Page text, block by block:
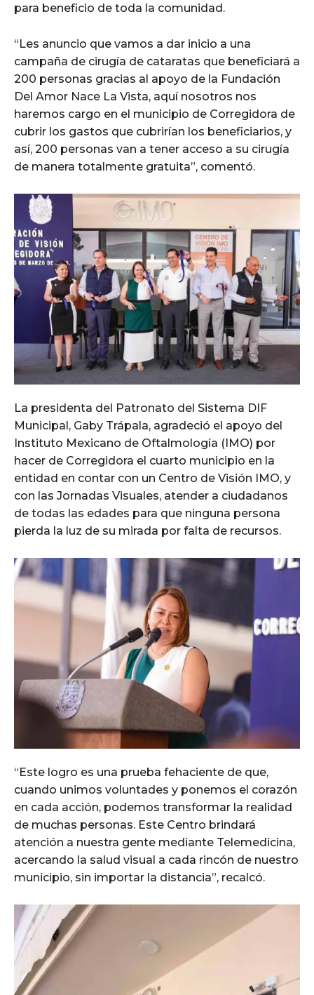
para beneficio de toda la comunidad.
“Les anuncio que vamos a dar inicio a una
campaña de cirugía de cataratas que beneficiará a
200 personas gracias al apoyo de la Fundación
Del Amor Nace La Vista, aquí nosotros nos
haremos cargo en el municipio de Corregidora de
cubrir los gastos que cubrirían los beneficiarios, y
así, 200 personas van a tener acceso a su cirugía
de manera totalmente gratuita”, comentó.
La presidenta del Patronato del Sistema DIF
Municipal, Gaby Trápala, agradeció el apoyo del
Instituto Mexicano de Oftalmología (IMO) por
hacer de Corregidora el cuarto municipio en la
entidad en contar con un Centro de Visión IMO, y
con las Jornadas Visuales, atender a ciudadanos
de todas las edades para que ninguna persona
pierda la luz de su mirada por falta de recursos.
“Este logro es una prueba fehaciente de que,
cuando unimos voluntades y ponemos el corazón
en cada acción, podemos transformar la realidad
de muchas personas. Este Centro brindará
atención a nuestra gente mediante Telemedicina,
acercando la salud visual a cada rincón de nuestro
municipio, sin importar la distancia”, recalcó.